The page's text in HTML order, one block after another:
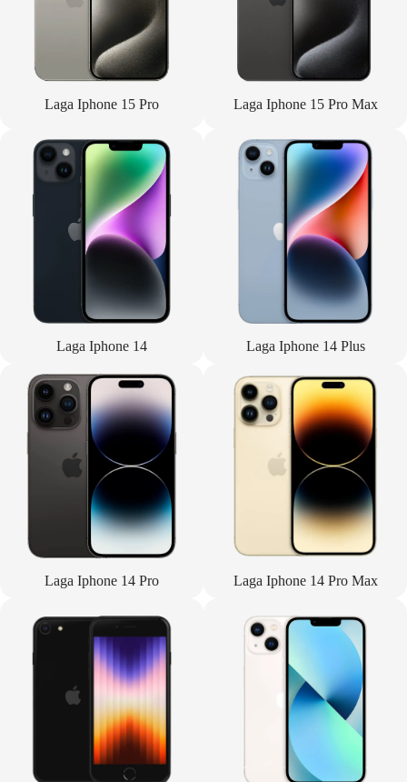
Laga Iphone 15 Pro Laga Iphone 15 Pro Max
Laga Iphone 14 Laga Iphone 14 Plus
Laga Iphone 14 Pro Laga Iphone 14 Pro Max